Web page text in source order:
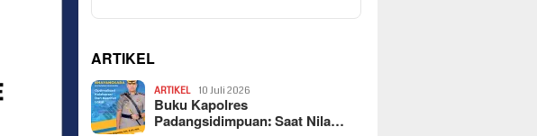
ARTIKEL
ARTIKEL 10 Juli 2026
Buku Kapolres
Padangsidimpuan: Saat Nila…